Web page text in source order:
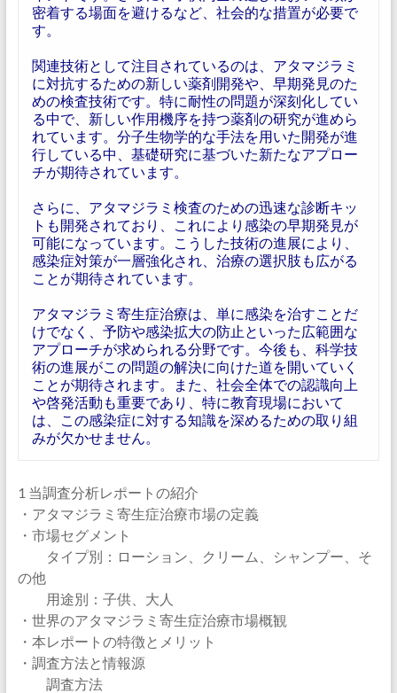
密着する場面を避けるなど、社会的な措置が必要で
す。
関連技術として注目されているのは、アタマジラミ
に対抗するための新しい薬剤開発や、早期発見のた
めの検査技術です。特に耐性の問題が深刻化してい
る中で、新しい作用機序を持つ薬剤の研究が進めら
れています。分子生物学的な手法を用いた開発が進
行している中、基礎研究に基づいた新たなアプロー
チが期待されています。
さらに、アタマジラミ検査のための迅速な診断キッ
トも開発されており、これにより感染の早期発見が
可能になっています。こうした技術の進展により、
感染症対策が一層強化され、治療の選択肢も広がる
ことが期待されています。
アタマジラミ寄生症治療は、単に感染を治すことだ
けでなく、予防や感染拡大の防止といった広範囲な
アプローチが求められる分野です。今後も、科学技
術の進展がこの問題の解決に向けた道を開いていく
ことが期待されます。また、社会全体での認識向上
や啓発活動も重要であり、特に教育現場において
は、この感染症に対する知識を深めるための取り組
みが欠かせません。
1 当調査分析レポートの紹介
・アタマジラミ寄生症治療市場の定義
・市場セグメント
タイプ別：ローション、クリーム、シャンプー、そ
の他
用途別：子供、大人
・世界のアタマジラミ寄生症治療市場概観
・本レポートの特徴とメリット
・調査方法と情報源
調査方法